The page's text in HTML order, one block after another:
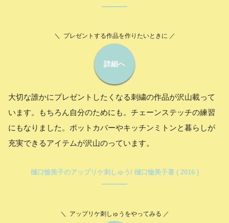
＼ プレゼントする作品を作りたいときに ／
詳細へ
大切な誰かにプレゼントしたくなる刺繍の作品が沢山載って
います。もちろん自分のためにも。チェーンステッチの練習
にもなりました。ポットカバーやキッチンミトンと暮らしが
充実できるアイテムが沢山のっています。
樋口愉美子のアップリケ刺しゅう/ 樋口愉美子著 ( 2016 )
＼ アップリケ刺しゅうをやってみる ／